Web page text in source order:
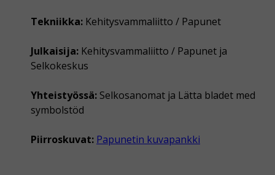
Tekniikka: Kehitysvammaliitto / Papunet
Julkaisija: Kehitysvammaliitto / Papunet ja
Selkokeskus
Yhteistyössä: Selkosanomat ja Lätta bladet med
symbolstöd
Piirroskuvat: Papunetin kuvapankki